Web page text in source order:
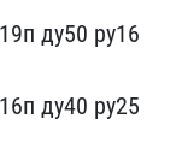
ду50 ру16
ду40 ру​25